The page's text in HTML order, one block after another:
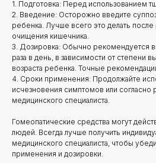
1. Подготовка: Перед использованием
2. Введение: Осторожно введите
ребенка. Лучше всего это делать после
очищения кишечника.
3. Дозировка: Обычно рекомендуется
раза в день, в зависимости от степени
возраста ребенка. Точные
4. Сроки применения: Продолжайте
исчезновения симптомов или согласно
медицинского специалиста.
Гомеопатические средства могут
людей. Всегда лучше получить
медицинского специалиста, чтобы
применения и дозировки.